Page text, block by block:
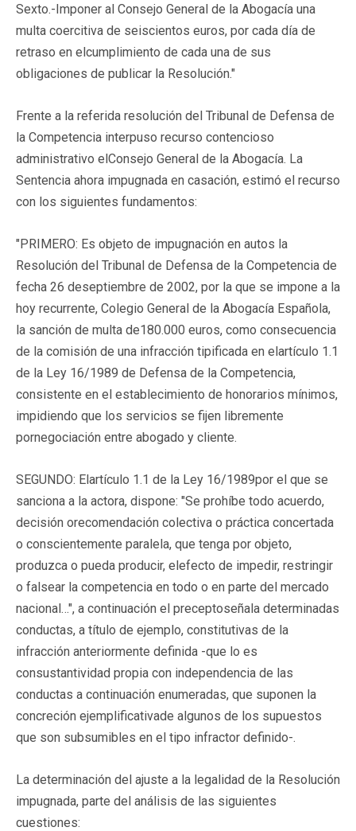
Sexto.-Imponer al Consejo General de la Abogacía una
multa coercitiva de seiscientos euros, por cada día de
retraso en elcumplimiento de cada una de sus
obligaciones de publicar la Resolución."
Frente a la referida resolución del Tribunal de Defensa de
la Competencia interpuso recurso contencioso
administrativo elConsejo General de la Abogacía. La
Sentencia ahora impugnada en casación, estimó el recurso
con los siguientes fundamentos:
"PRIMERO: Es objeto de impugnación en autos la
Resolución del Tribunal de Defensa de la Competencia de
fecha 26 deseptiembre de 2002, por la que se impone a la
hoy recurrente, Colegio General de la Abogacía Española,
la sanción de multa de180.000 euros, como consecuencia
de la comisión de una infracción tipificada en elartículo 1.1
de la Ley 16/1989 de Defensa de la Competencia,
consistente en el establecimiento de honorarios mínimos,
impidiendo que los servicios se fijen libremente
pornegociación entre abogado y cliente.
SEGUNDO: Elartículo 1.1 de la Ley 16/1989por el que se
sanciona a la actora, dispone: "Se prohíbe todo acuerdo,
decisión orecomendación colectiva o práctica concertada
o conscientemente paralela, que tenga por objeto,
produzca o pueda producir, elefecto de impedir, restringir
o falsear la competencia en todo o en parte del mercado
nacional…", a continuación el preceptoseñala determinadas
conductas, a título de ejemplo, constitutivas de la
infracción anteriormente definida -que lo es
consustantividad propia con independencia de las
conductas a continuación enumeradas, que suponen la
concreción ejemplificativade algunos de los supuestos
que son subsumibles en el tipo infractor definido-.
La determinación del ajuste a la legalidad de la Resolución
impugnada, parte del análisis de las siguientes
cuestiones: